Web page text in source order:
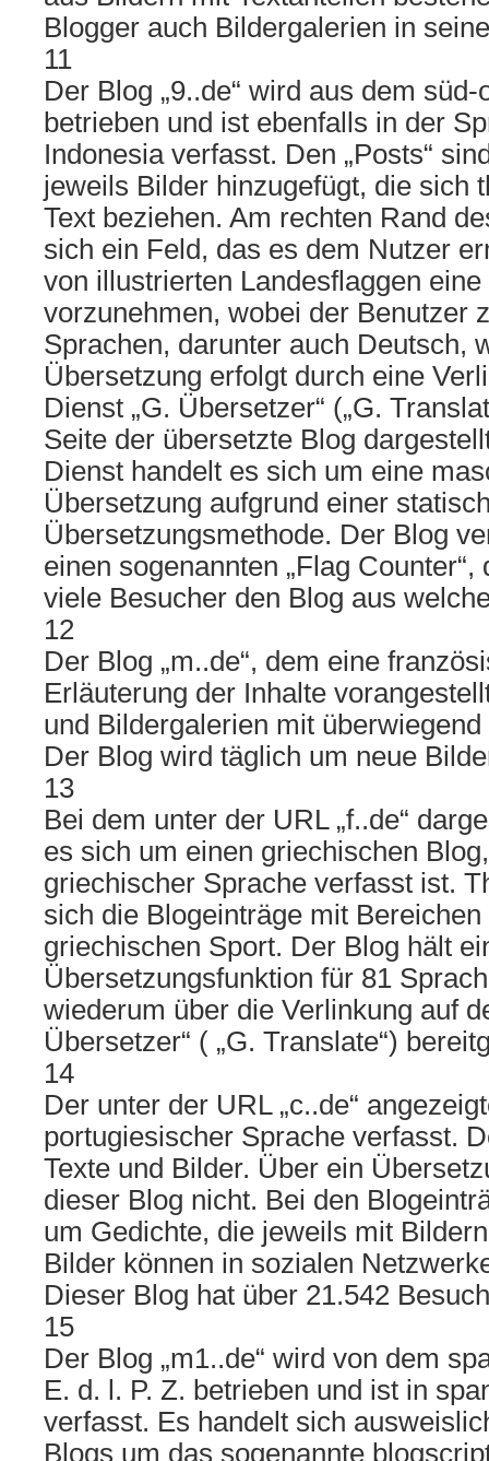
Blogger auch Bildergalerien in
11
Der Blog „9..de“ wird aus dem
betrieben und ist ebenfalls in der
Indonesia verfasst. Den „Posts“
jeweils Bilder hinzugefügt, die sich
Text beziehen. Am rechten Rand
sich ein Feld, das es dem Nutzer
von illustrierten Landesflaggen
vorzunehmen, wobei der Benutzer
Sprachen, darunter auch Deutsch,
Übersetzung erfolgt durch eine
Dienst „G. Übersetzer“ („G.
Seite der übersetzte Blog
Dienst handelt es sich um eine
Übersetzung aufgrund einer
Übersetzungsmethode. Der Blog
einen sogenannten „Flag
viele Besucher den Blog aus
12
Der Blog „m..de“, dem eine
Erläuterung der Inhalte
und Bildergalerien mit
Der Blog wird täglich um neue
13
Bei dem unter der URL „f..de“
es sich um einen griechischen
griechischer Sprache verfasst ist.
sich die Blogeinträge mit
griechischen Sport. Der Blog hält
Übersetzungsfunktion für 81
wiederum über die Verlinkung auf
Übersetzer“ ( „G. Translate“)
14
Der unter der URL „c..de“
portugiesischer Sprache verfasst.
Texte und Bilder. Über ein
dieser Blog nicht. Bei den
um Gedichte, die jeweils mit
Bilder können in sozialen
Dieser Blog hat über 21.542
15
Der Blog „m1..de“ wird von dem
E. d. l. P. Z. betrieben und ist in
verfasst. Es handelt sich
Blogs um das sogenannte